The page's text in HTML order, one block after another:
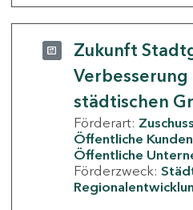
Zukunft
Verbesserung
städtischen
Förderart: Zuschuss
Öffentliche Kunden
Öffentliche
Förderzweck: